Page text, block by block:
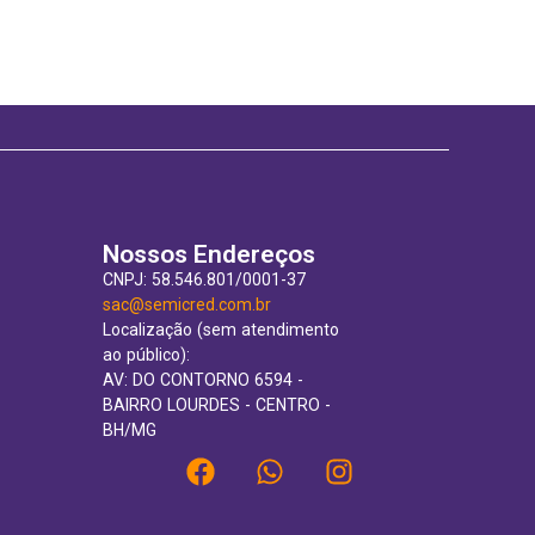
Nossos Endereços
CNPJ: 58.546.801/0001-37
sac@semicred.com.br
Localização (sem atendimento
ao público):
AV: DO CONTORNO 6594 -
BAIRRO LOURDES - CENTRO -
BH/MG